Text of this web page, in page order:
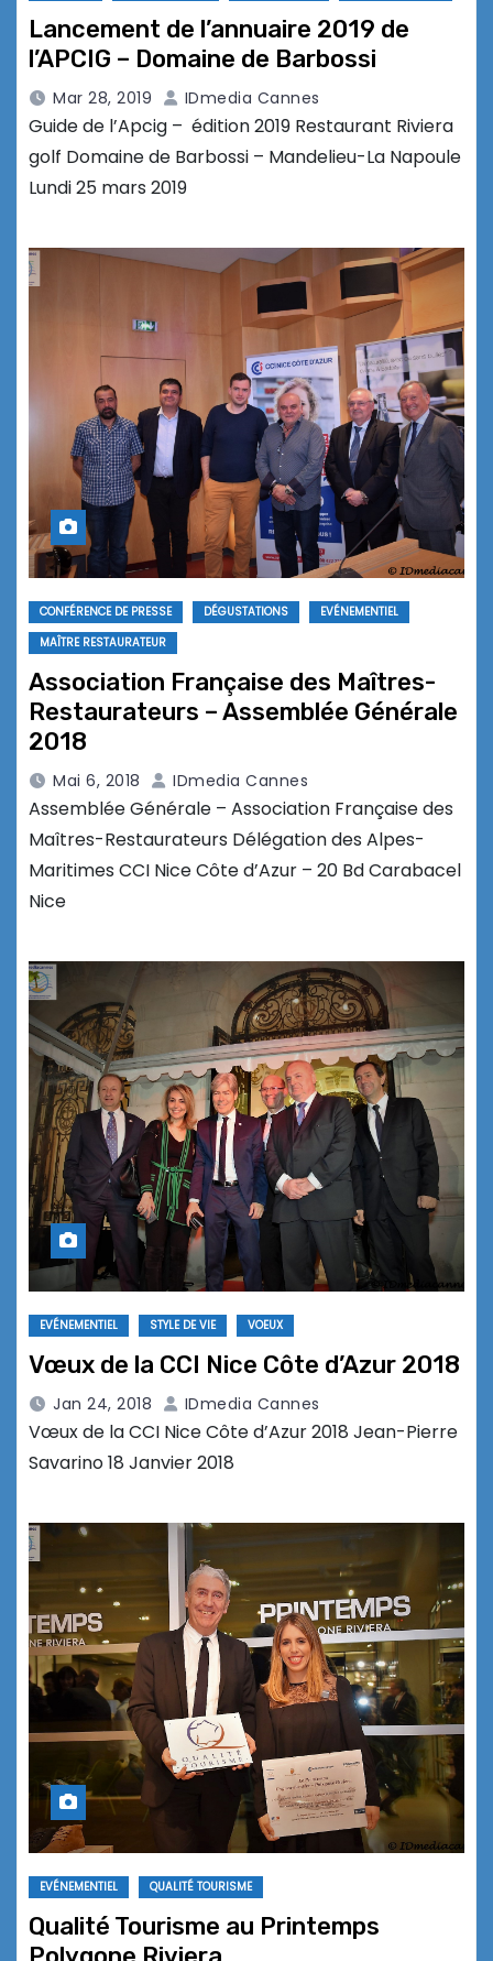
Lancement de l’annuaire 2019 de
l’APCIG – Domaine de Barbossi
Mar 28, 2019 IDmedia Cannes
Guide de l’Apcig – édition 2019 Restaurant Riviera
golf Domaine de Barbossi – Mandelieu-La Napoule
Lundi 25 mars 2019
CONFÉRENCE DE PRESSE DÉGUSTATIONS
EVÉNEMENTIEL
MAÎTRE RESTAURATEUR
Association Française des Maîtres-
Restaurateurs – Assemblée Générale
2018
Mai 6, 2018 IDmedia Cannes
Assemblée Générale – Association Française des
Maîtres-Restaurateurs Délégation des Alpes-
Maritimes CCI Nice Côte d’Azur – 20 Bd Carabacel
Nice
EVÉNEMENTIEL STYLE DE VIE VOEUX
Vœux de la CCI Nice Côte d’Azur 2018
Jan 24, 2018 IDmedia Cannes
Vœux de la CCI Nice Côte d’Azur 2018 Jean-Pierre
Savarino 18 Janvier 2018
EVÉNEMENTIEL QUALITÉ TOURISME
Qualité Tourisme au Printemps